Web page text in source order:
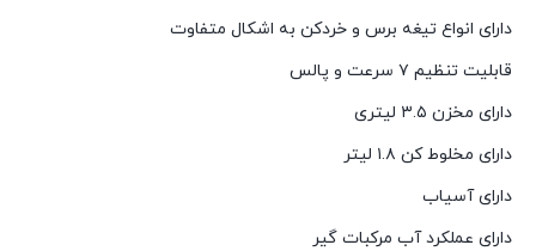
دارای انواع تیغه برس و خردکن به اشکال متفاوت
قابلیت تنظیم ۷ سرعت و پالس
دارای مخزن ۳.۵ لیتری
دارای مخلوط کن ۱.۸ لیتر
دارای آسیاب
دارای عملکرد آب مرکبات گیر